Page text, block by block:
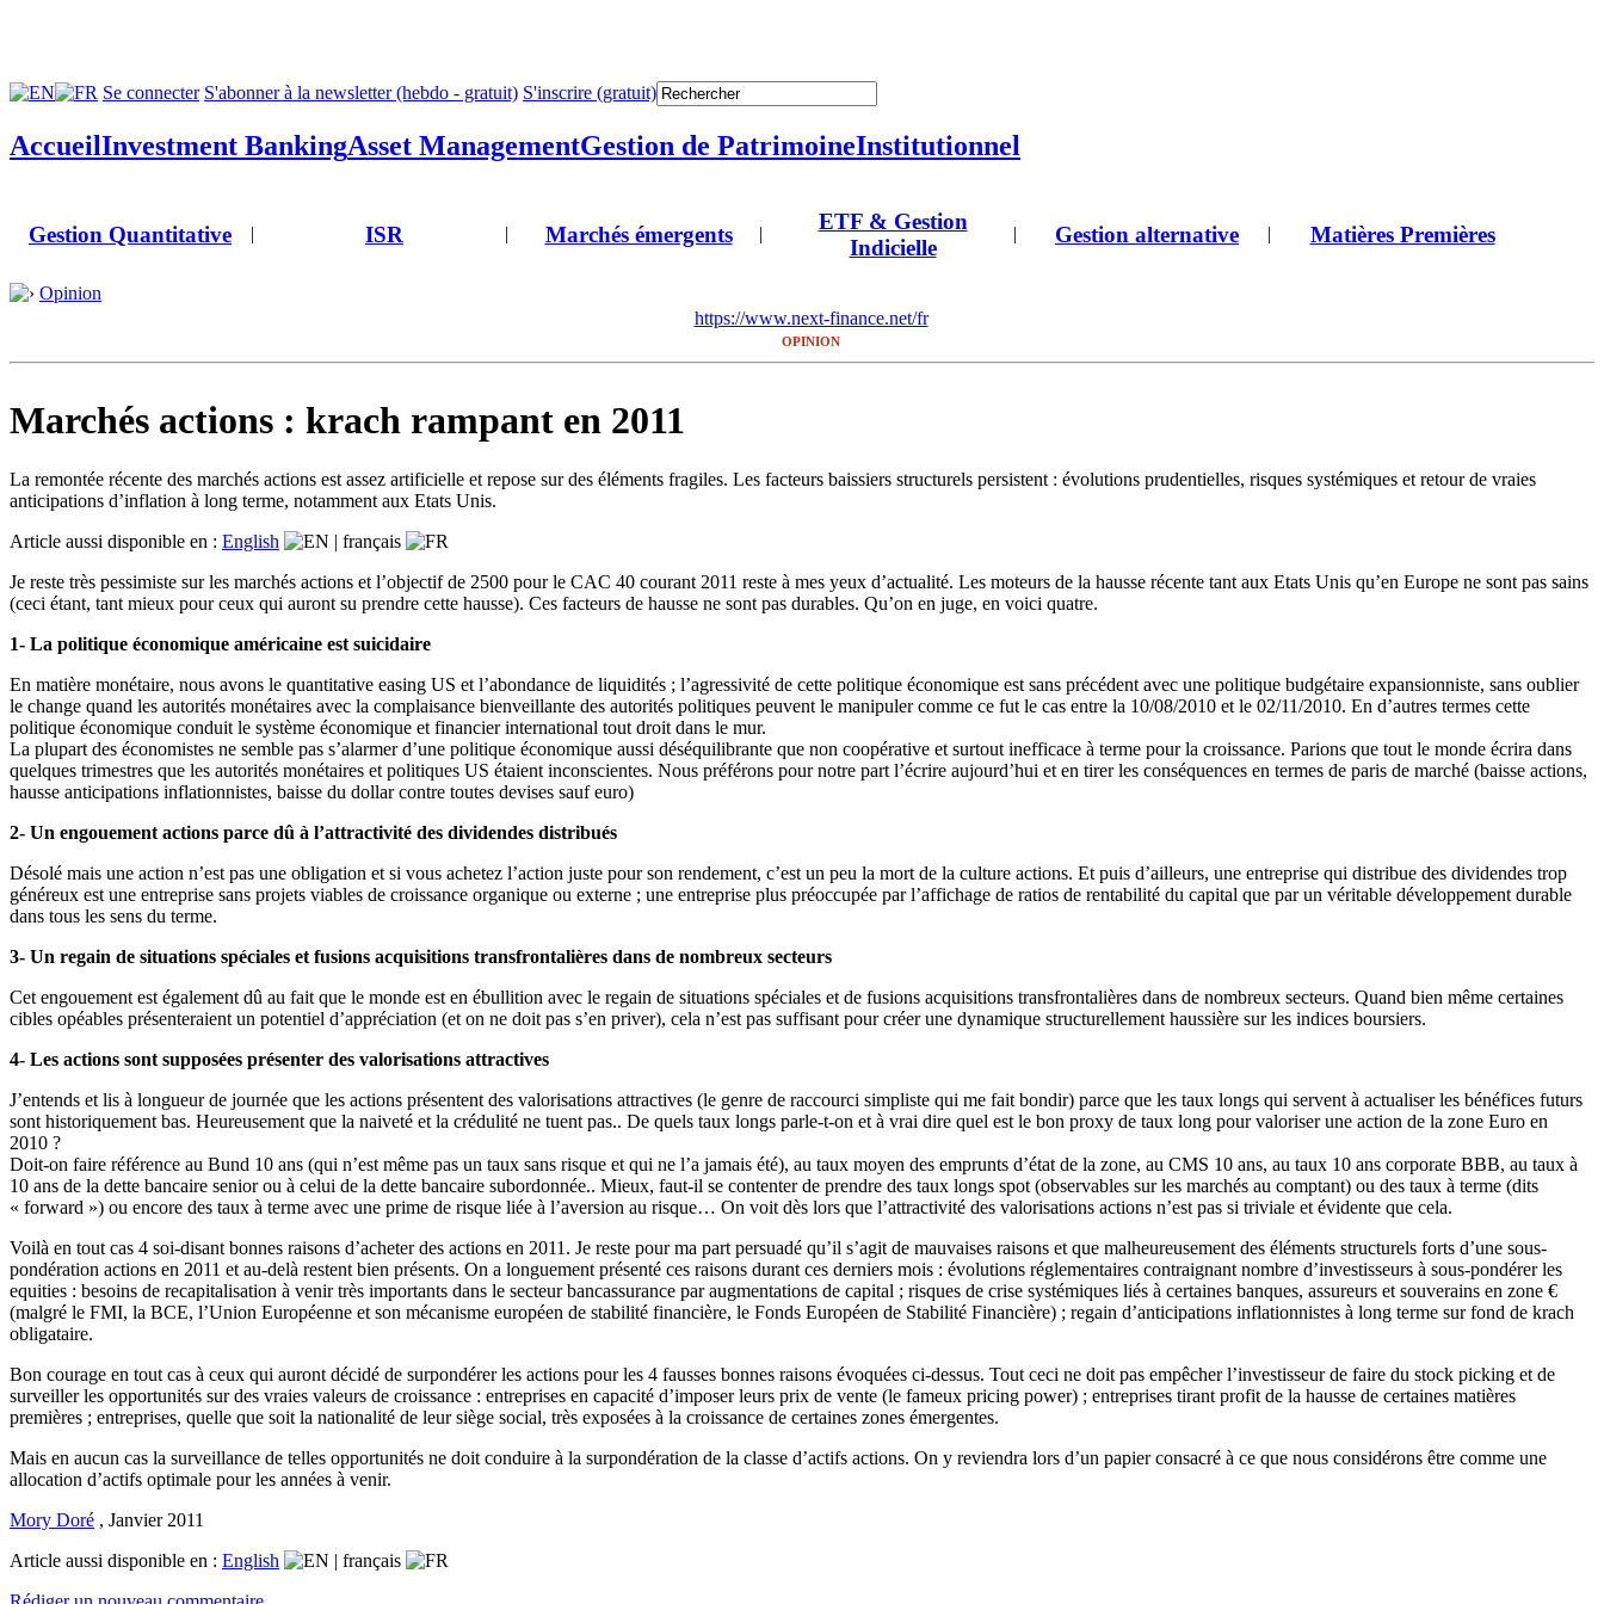
Se connecter S'abonner à la newsletter (hebdo - gratuit) S'inscrire (gratuit)
AccueilInvestment BankingAsset ManagementGestion de PatrimoineInstitutionnel
Gestion Quantitative | ISR | Marchés émergents |
ETF & Gestion
Indicielle
| Gestion alternative | Matières Premières
Opinion
https://www.next-finance.net/fr
OPINION
Marchés actions : krach rampant en 2011
La remontée récente des marchés actions est assez artificielle et repose sur des éléments fragiles. Les facteurs baissiers structurels persistent : évolutions prudentielles, risques systémiques et retour de vraies
anticipations d’inflation à long terme, notamment aux Etats Unis.
Article aussi disponible en : English | français
Je reste très pessimiste sur les marchés actions et l’objectif de 2500 pour le CAC 40 courant 2011 reste à mes yeux d’actualité. Les moteurs de la hausse récente tant aux Etats Unis qu’en Europe ne sont pas sains
(ceci étant, tant mieux pour ceux qui auront su prendre cette hausse). Ces facteurs de hausse ne sont pas durables. Qu’on en juge, en voici quatre.
1- La politique économique américaine est suicidaire
En matière monétaire, nous avons le quantitative easing US et l’abondance de liquidités ; l’agressivité de cette politique économique est sans précédent avec une politique budgétaire expansionniste, sans oublier
le change quand les autorités monétaires avec la complaisance bienveillante des autorités politiques peuvent le manipuler comme ce fut le cas entre la 10/08/2010 et le 02/11/2010. En d’autres termes cette
politique économique conduit le système économique et financier international tout droit dans le mur.
La plupart des économistes ne semble pas s’alarmer d’une politique économique aussi déséquilibrante que non coopérative et surtout inefficace à terme pour la croissance. Parions que tout le monde écrira dans
quelques trimestres que les autorités monétaires et politiques US étaient inconscientes. Nous préférons pour notre part l’écrire aujourd’hui et en tirer les conséquences en termes de paris de marché (baisse actions,
hausse anticipations inflationnistes, baisse du dollar contre toutes devises sauf euro)
2- Un engouement actions parce dû à l’attractivité des dividendes distribués
Désolé mais une action n’est pas une obligation et si vous achetez l’action juste pour son rendement, c’est un peu la mort de la culture actions. Et puis d’ailleurs, une entreprise qui distribue des dividendes trop
généreux est une entreprise sans projets viables de croissance organique ou externe ; une entreprise plus préoccupée par l’affichage de ratios de rentabilité du capital que par un véritable développement durable
dans tous les sens du terme.
3- Un regain de situations spéciales et fusions acquisitions transfrontalières dans de nombreux secteurs
Cet engouement est également dû au fait que le monde est en ébullition avec le regain de situations spéciales et de fusions acquisitions transfrontalières dans de nombreux secteurs. Quand bien même certaines
cibles opéables présenteraient un potentiel d’appréciation (et on ne doit pas s’en priver), cela n’est pas suffisant pour créer une dynamique structurellement haussière sur les indices boursiers.
4- Les actions sont supposées présenter des valorisations attractives
J’entends et lis à longueur de journée que les actions présentent des valorisations attractives (le genre de raccourci simpliste qui me fait bondir) parce que les taux longs qui servent à actualiser les bénéfices futurs
sont historiquement bas. Heureusement que la naiveté et la crédulité ne tuent pas.. De quels taux longs parle-t-on et à vrai dire quel est le bon proxy de taux long pour valoriser une action de la zone Euro en
2010 ?
Doit-on faire référence au Bund 10 ans (qui n’est même pas un taux sans risque et qui ne l’a jamais été), au taux moyen des emprunts d’état de la zone, au CMS 10 ans, au taux 10 ans corporate BBB, au taux à
10 ans de la dette bancaire senior ou à celui de la dette bancaire subordonnée.. Mieux, faut-il se contenter de prendre des taux longs spot (observables sur les marchés au comptant) ou des taux à terme (dits
« forward ») ou encore des taux à terme avec une prime de risque liée à l’aversion au risque… On voit dès lors que l’attractivité des valorisations actions n’est pas si triviale et évidente que cela.
Voilà en tout cas 4 soi-disant bonnes raisons d’acheter des actions en 2011. Je reste pour ma part persuadé qu’il s’agit de mauvaises raisons et que malheureusement des éléments structurels forts d’une sous-
pondération actions en 2011 et au-delà restent bien présents. On a longuement présenté ces raisons durant ces derniers mois : évolutions réglementaires contraignant nombre d’investisseurs à sous-pondérer les
equities : besoins de recapitalisation à venir très importants dans le secteur bancassurance par augmentations de capital ; risques de crise systémiques liés à certaines banques, assureurs et souverains en zone €
(malgré le FMI, la BCE, l’Union Européenne et son mécanisme européen de stabilité financière, le Fonds Européen de Stabilité Financière) ; regain d’anticipations inflationnistes à long terme sur fond de krach
obligataire.
Bon courage en tout cas à ceux qui auront décidé de surpondérer les actions pour les 4 fausses bonnes raisons évoquées ci-dessus. Tout ceci ne doit pas empêcher l’investisseur de faire du stock picking et de
surveiller les opportunités sur des vraies valeurs de croissance : entreprises en capacité d’imposer leurs prix de vente (le fameux pricing power) ; entreprises tirant profit de la hausse de certaines matières
premières ; entreprises, quelle que soit la nationalité de leur siège social, très exposées à la croissance de certaines zones émergentes.
Mais en aucun cas la surveillance de telles opportunités ne doit conduire à la surpondération de la classe d’actifs actions. On y reviendra lors d’un papier consacré à ce que nous considérons être comme une
allocation d’actifs optimale pour les années à venir.
Mory Doré , Janvier 2011
Article aussi disponible en : English | français